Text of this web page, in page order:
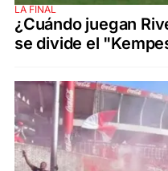
LA FINAL
¿Cuándo juegan
se divide el